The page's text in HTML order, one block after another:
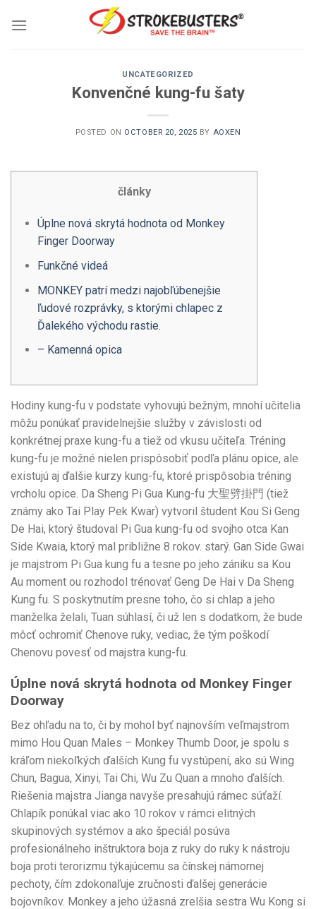
UNCATEGORIZED
Konvenčné kung-fu šaty
POSTED ON OCTOBER 20, 2025 BY AOXEN
články
Úplne nová skrytá hodnota od Monkey
Finger Doorway
Funkčné videá
MONKEY patrí medzi najobľúbenejšie
ľudové rozprávky, s ktorými chlapec z
Ďalekého východu rastie.
– Kamenná opica
Hodiny kung-fu v podstate vyhovujú bežným, mnohí učitelia
môžu ponúkať pravidelnejšie služby v závislosti od
konkrétnej praxe kung-fu a tiež od vkusu učiteľa. Tréning
kung-fu je možné nielen prispôsobiť podľa plánu opice, ale
existujú aj ďalšie kurzy kung-fu, ktoré prispôsobia tréning
vrcholu opice. Da Sheng Pi Gua Kung-fu 大聖劈掛門 (tiež
známy ako Tai Play Pek Kwar) vytvoril študent Kou Si Geng
De Hai, ktorý študoval Pi Gua kung-fu od svojho otca Kan
Side Kwaia, ktorý mal približne 8 rokov. starý. Gan Side Gwai
je majstrom Pi Gua kung fu a tesne po jeho zániku sa Kou
Au moment ou rozhodol trénovať Geng De Hai v Da Sheng
Kung fu. S poskytnutím presne toho, čo si chlap a jeho
manželka želali, Tuan súhlasí, či už len s dodatkom, že bude
môcť ochromiť Chenove ruky, vediac, že ​​tým poškodí
Chenovu povesť od majstra kung-fu.
Úplne nová skrytá hodnota od Monkey Finger
Doorway
Bez ohľadu na to, či by mohol byť najnovším veľmajstrom
mimo Hou Quan Males – Monkey Thumb Door, je spolu s
kráľom niekoľkých ďalších Kung fu vystúpení, ako sú Wing
Chun, Bagua, Xinyi, Tai Chi, Wu Zu Quan a mnoho ďalších.
Riešenia majstra Jianga navyše presahujú rámec súťaží.
Chlapík ponúkal viac ako 10 rokov v rámci elitných
skupinových systémov a ako špeciál posúva
profesionálneho inštruktora boja z ruky do ruky k nástroju
boja proti terorizmu týkajúcemu sa čínskej námornej
pechoty, čím zdokonaľuje zručnosti ďalšej generácie
bojovníkov. Monkey a jeho úžasná zrelšia sestra Wu Kong si